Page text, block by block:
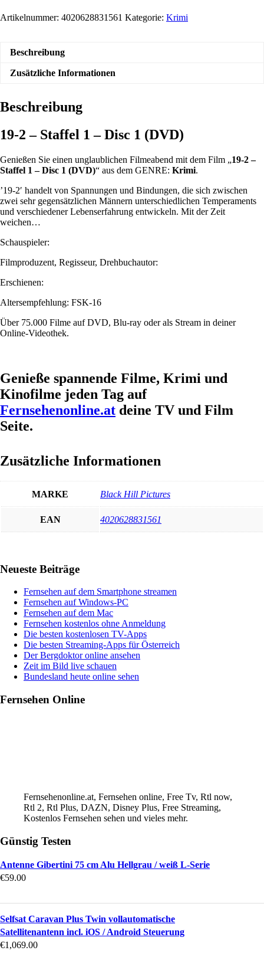
Artikelnummer: 4020628831561 Kategorie: Krimi
Beschreibung
Zusätzliche Informationen
Beschreibung
19-2 – Staffel 1 – Disc 1 (DVD)
Genießen Sie einen unglaublichen Filmeabend mit dem Film „19-2 –
Staffel 1 – Disc 1 (DVD)“ aus dem GENRE: Krimi.
’19-2′ handelt von Spannungen und Bindungen, die sich zwischen
zwei sehr gegensätzlichen Männern unterschiedlichen Temperaments
und verschiedener Lebenserfahrung entwickeln. Mit der Zeit
weichen…
Schauspieler:
Filmproduzent, Regisseur, Drehbuchautor:
Erschienen:
Altersempfehlung: FSK-16
Über 75.000 Filme auf DVD, Blu-ray oder als Stream in deiner
Online-Videothek.
Genieße spannende Filme, Krimi und
Kinofilme jeden Tag auf
Fernsehenonline.at deine TV und Film
Seite.
Zusätzliche Informationen
MARKE Black Hill Pictures
EAN 4020628831561
Sidebar
Neueste Beiträge
Fernsehen auf dem Smartphone streamen
Fernsehen auf Windows-PC
Fernsehen auf dem Mac
Fernsehen kostenlos ohne Anmeldung
Die besten kostenlosen TV-Apps
Die besten Streaming-Apps für Österreich
Der Bergdoktor online ansehen
Zeit im Bild live schauen
Bundesland heute online sehen
Fernsehen Online
Fernsehenonline.at, Fernsehen online, Free Tv, Rtl now,
Rtl 2, Rtl Plus, DAZN, Disney Plus, Free Streaming,
Kostenlos Fernsehen sehen und vieles mehr.
Günstig Testen
Antenne Gibertini 75 cm Alu Hellgrau / weiß L-Serie
€59.00
Selfsat Caravan Plus Twin vollautomatische
Satellitenantenn incl. iOS / Android Steuerung
€1,069.00